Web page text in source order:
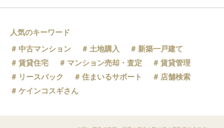
人気のキーワード
中古マンション
土地購入
新築一戸建て
賃貸住宅
マンション売却・査定
賃貸管理
リースバック
住まいるサポート
店舗検索
ケインコスギさん